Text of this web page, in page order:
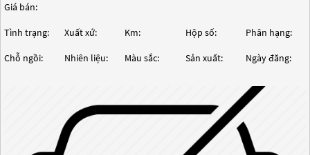
Giá bán:
Tình trạng: Xuất xứ: Km: Hộp số: Phân hạng:
Chỗ ngồi: Nhiên liệu: Màu sắc: Sản xuất: Ngày đăng: